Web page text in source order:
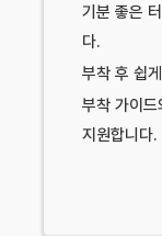
기분 좋은
다.
부착 후 쉽
부착 가이
지원합니다.